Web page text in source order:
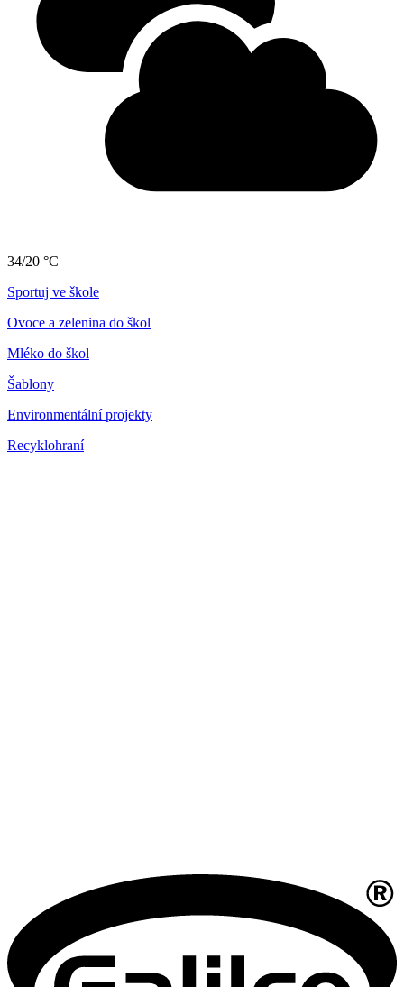
34/20 °C
Sportuj ve škole
Ovoce a zelenina do škol
Mléko do škol
Šablony
Environmentální projekty
Recyklohraní